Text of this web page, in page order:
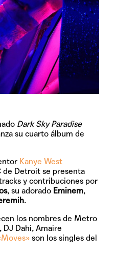
Dark Sky Paradise
su cuarto álbum de
Kanye West
Detroit se presenta
y contribuciones por
, su adorado Eminem,
.
los nombres de Metro
DJ Dahi, Amaire
son los singles del